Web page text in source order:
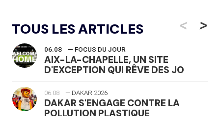
TOUS LES ARTICLES <
06.08 — FOCUS DU JOUR
AIX-LA-CHAPELLE, UN SITE
D'EXCEPTION QUI RÊVE DES JO
06.08 — DAKAR 2026
DAKAR S'ENGAGE CONTRE LA
POLLUTION PLASTIQUE
>